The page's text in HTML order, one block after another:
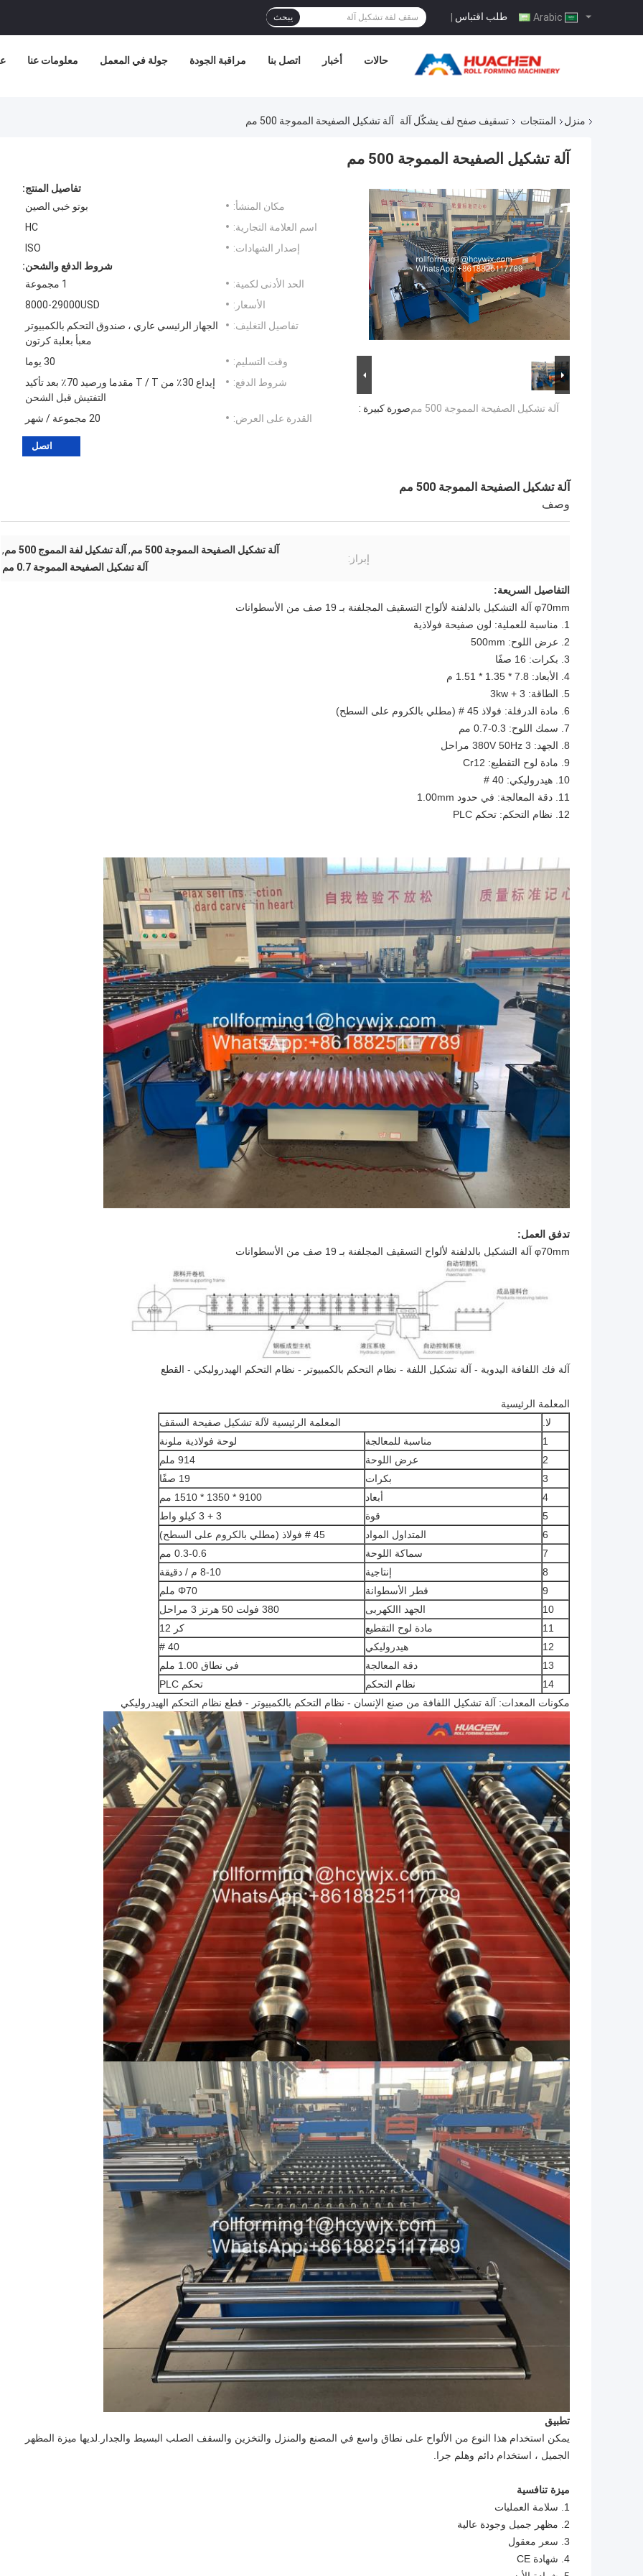
طلب اقتباس | يبحث
معلومات عنا جولة في المعمل مراقبة الجودة اتصل بنا أخبار حالات
منزل المنتجات تسقيف صفح لف يشكّل آلة آلة تشكيل الصفيحة المموجة 500 مم
آلة تشكيل الصفيحة المموجة 500 مم
صورة كبيرة : آلة تشكيل الصفيحة المموجة 500 مم
تفاصيل المنتج:
مكان المنشأ:
بوتو خبي الصين
اسم العلامة التجارية:
HC
إصدار الشهادات:
ISO
شروط الدفع والشحن:
الحد الأدنى لكمية:
1 مجموعة
الأسعار:
8000-29000USD
تفاصيل التغليف:
الجهاز الرئيسي عاري ، صندوق التحكم بالكمبيوتر
معبأ بعلبة كرتون
وقت التسليم:
30 يوما
شروط الدفع:
إيداع 30٪ من T / T مقدما ورصيد 70٪ بعد تأكيد
التفتيش قبل الشحن
القدرة على العرض:
20 مجموعة / شهر
اتصل
آلة تشكيل الصفيحة المموجة 500 مم
وصف
إبراز:
آلة تشكيل الصفيحة المموجة 500 مم , آلة تشكيل لفة المموج 500 مم
,
آلة تشكيل الصفيحة المموجة 0.7 مم
التفاصيل السريعة:
φ70mm آلة التشكيل بالدلفنة لألواح التسقيف المجلفنة بـ 19 صف من الأسطوانات
1. مناسبة للعملية: لون صفيحة فولاذية
2. عرض اللوح: 500mm
3. بكرات: 16 صفًا
4. الأبعاد: 7.8 * 1.35 * 1.51 م
5. الطاقة: 3 + 3kw
6. مادة الدرفلة: فولاذ 45 # (مطلي بالكروم على السطح)
7. سمك اللوح: 0.3-0.7 مم
8. الجهد: 380V 50Hz 3 مراحل
9. مادة لوح التقطيع: Cr12
10. هيدروليكي: 40 #
11. دقة المعالجة: في حدود 1.00mm
12. نظام التحكم: تحكم PLC
تدفق العمل:
φ70mm آلة التشكيل بالدلفنة لألواح التسقيف المجلفنة بـ 19 صف من الأسطوانات
آلة فك اللفافة اليدوية - آلة تشكيل اللفة - نظام التحكم بالكمبيوتر - نظام التحكم الهيدروليكي - القطع
المعلمة الرئيسية
لا.
المعلمة الرئيسية لآلة تشكيل صفيحة السقف
1
مناسبة للمعالجة
لوحة فولاذية ملونة
2
عرض اللوحة
914 ملم
3
بكرات
19 صفًا
4
أبعاد
9100 * 1350 * 1510 مم
5
قوة
3 + 3 كيلو واط
6
المتداول المواد
45 # فولاذ (مطلي بالكروم على السطح)
7
سماكة اللوحة
0.3-0.6 مم
8
إنتاجية
8-10 م / دقيقة
9
قطر الأسطوانة
Φ70 ملم
10
الجهد االكهربى
380 فولت 50 هرتز 3 مراحل
11
مادة لوح التقطيع
كر 12
12
هيدروليكي
40 #
13
دقة المعالجة
في نطاق 1.00 ملم
14
نظام التحكم
تحكم PLC
مكونات المعدات: آلة تشكيل اللفافة من صنع الإنسان - نظام التحكم بالكمبيوتر - قطع نظام التحكم الهيدروليكي
تطبيق
يمكن استخدام هذا النوع من الألواح على نطاق واسع في المصنع والمنزل والتخزين والسقف الصلب البسيط والجدار.لديها ميزة المظهر
الجميل ، استخدام دائم وهلم جرا.
ميزة تنافسية
1. سلامة العمليات
2. مظهر جميل وجودة عالية
3. سعر معقول
4. شهادة CE